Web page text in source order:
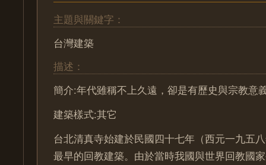
主題與關鍵字：
台灣建築
描述：
簡介:年代雖稱不上久遠，卻是有歷史與宗教意
建築樣式:其它
台北清真寺始建於民國四十七年（西元一九五
最早的回教建築。由於當時我國與世界回教國